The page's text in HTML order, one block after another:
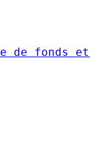
fonds et